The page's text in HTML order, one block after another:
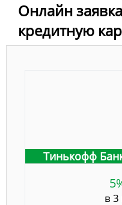
Онлайн
кредитную
Тинькофф
в 3